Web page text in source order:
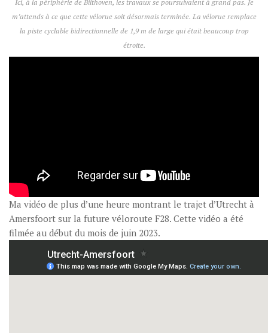
m’attends à ce que cette vélorue soit désormais terminée. La vélorue remplace
la piste cyclable bidirectionnelle de 1,9 m de large qui était beaucoup trop
étroite.
Ma vidéo de plus d’une heure montrant le trajet d’Utrecht à
Amersfoort sur la future véloroute F28. Cette vidéo a été
filmée au début du mois de juin 2023.